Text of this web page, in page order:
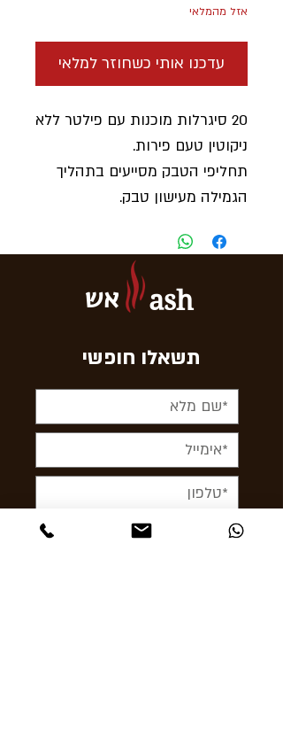
אזל מהמלאי
עדכנו אותי כשחוזר למלאי
20 סיגרלות מוכנות עם פילטר ללא
ניקוטין טעם פירות.
תחליפי הטבק מסייעים בתהליך
הגמילה מעישון טבק.
אש ash
תשאלו חופשי